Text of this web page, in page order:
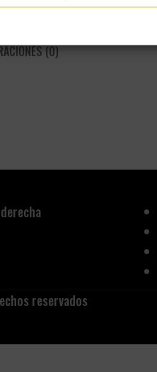
(0)
reservados